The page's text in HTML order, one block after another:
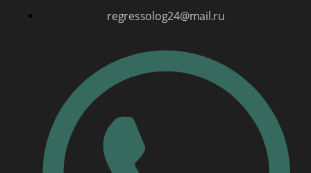
regressolog24@mail.ru